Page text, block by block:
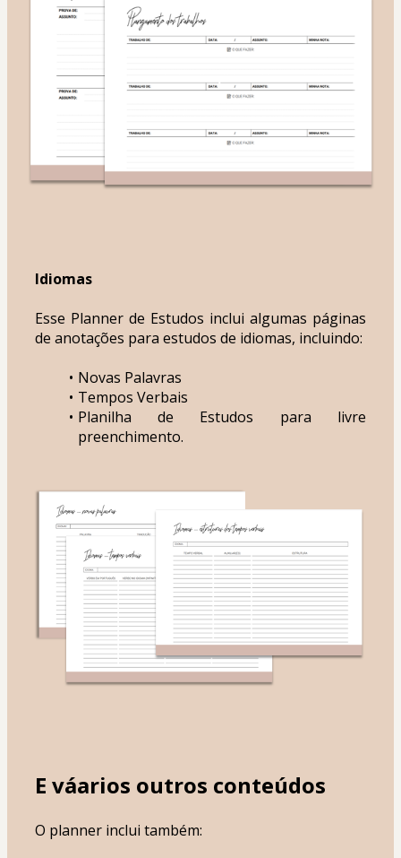
Idiomas
Esse Planner de Estudos inclui algumas páginas
de anotações para estudos de idiomas, incluindo:
Novas Palavras
Tempos Verbais
Planilha de Estudos para livre
preenchimento.
E váarios outros conteúdos
O planner inclui também: